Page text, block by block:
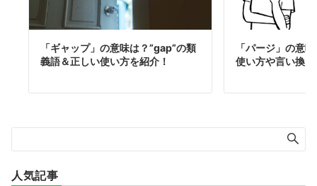
「ギャップ」の意味は？”gap”の類
義語＆正しい使い方を紹介！
「パージ」の意
使い方や言い換
人気記事